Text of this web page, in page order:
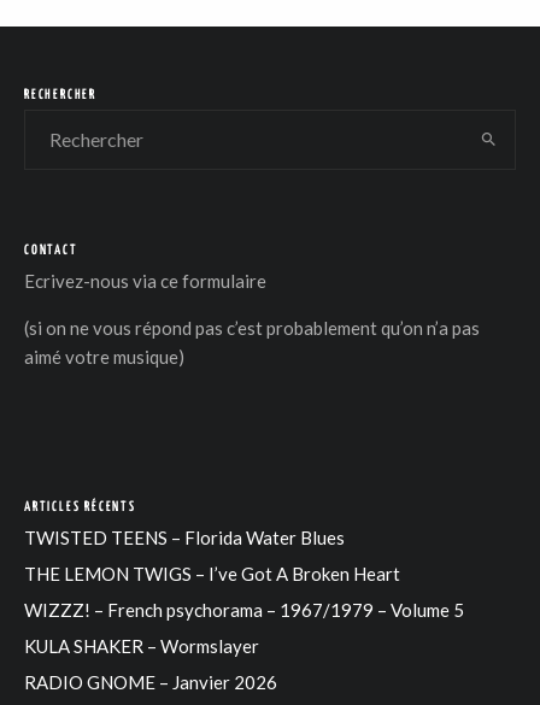
RECHERCHER
CONTACT
Ecrivez-nous via ce formulaire
(si on ne vous répond pas c’est probablement qu’on n’a pas
aimé votre musique)
ARTICLES RÉCENTS
TWISTED TEENS – Florida Water Blues
THE LEMON TWIGS – I’ve Got A Broken Heart
WIZZZ! – French psychorama – 1967/1979 – Volume 5
KULA SHAKER – Wormslayer
RADIO GNOME – Janvier 2026